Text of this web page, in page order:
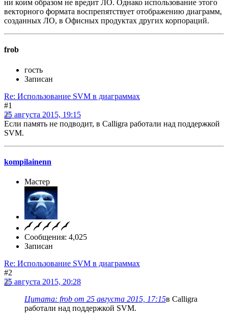
ни коим образом не вредит ЛО. Однако использование этого
векторного формата воспрепятствует отображению диаграмм,
созданных ЛО, в Офисных продуктах других корпораций.
frob
гость
Записан
Re: Использование SVM в диаграммах
#1
25 августа 2015, 19:15
Если память не подводит, в Calligra работали над поддержкой
SVM.
kompilainenn
Мастер
Сообщения: 4,025
Записан
Re: Использование SVM в диаграммах
#2
25 августа 2015, 20:28
Цитата: frob от 25 августа 2015, 17:15в Calligra
работали над поддержкой SVM.